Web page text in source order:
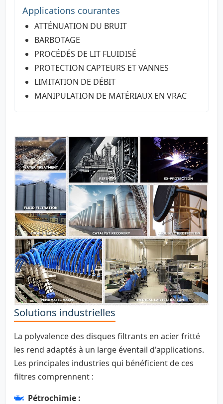
Applications courantes
ATTÉNUATION DU BRUIT
BARBOTAGE
PROCÉDÉS DE LIT FLUIDISÉ
PROTECTION CAPTEURS ET VANNES
LIMITATION DE DÉBIT
MANIPULATION DE MATÉRIAUX EN VRAC
Solutions industrielles
La polyvalence des disques filtrants en acier fritté
les rend adaptés à un large éventail d'applications.
Les principales industries qui bénéficient de ces
filtres comprennent :
Pétrochimie :